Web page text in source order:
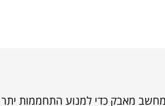
מאבק כדי למנוע התחממות